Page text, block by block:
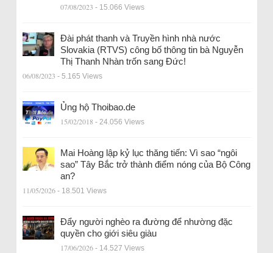
07/08/2023 - 15.066 Views
Đài phát thanh và Truyền hình nhà nước
Slovakia (RTVS) công bố thông tin bà Nguyễn
Thị Thanh Nhàn trốn sang Đức!
06/08/2023 - 5.165 Views
Ủng hộ Thoibao.de
15/02/2018 - 24.056 Views
Mai Hoàng lập kỷ lục thăng tiến: Vì sao “ngôi
sao” Tây Bắc trở thành điểm nóng của Bộ Công
an?
11/05/2026 - 18.501 Views
Đẩy người nghèo ra đường để nhường đặc
quyền cho giới siêu giàu
17/06/2026 - 14.527 Views